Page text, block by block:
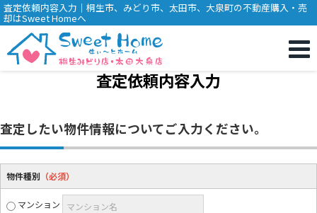
査定依頼内容入力｜桐生市、みどり市、太田市、大泉町の不動産購入・売
却はSweet Homeへ
査定依頼内容入力
査定したい物件情報についてご入力ください。
物件種別 （必須）
マンション
マンション名